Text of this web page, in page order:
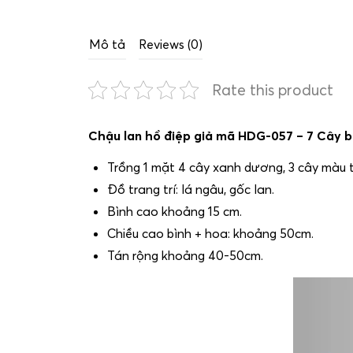
Mô tả Reviews (0)
Rate this product
Chậu lan hồ điệp giả mã HDG-057 – 7 Cây
Trồng 1 mặt 4 cây xanh dương, 3 cây màu
Đồ trang trí: lá ngâu, gốc lan.
Bình cao khoảng 15 cm.
Chiều cao bình + hoa: khoảng 50cm.
Tán rộng khoảng 40-50cm.